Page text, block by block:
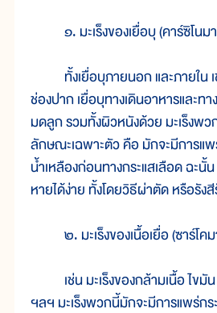
๑. มะเร็งของเยื่อบุ (คาร์ซิโนม
ทั้งเยื่อบุภายนอก และภายใน เช่
ช่องปาก เยื่อบุทางเดินอาหารและทา
มดลูก รวมทั้งผิวหนังด้วย มะเร็งพ
ลักษณะเฉพาะตัว คือ มักจะมีการแพ
น้ำเหลืองก่อนทางกระแสเลือด ฉะนั้
หายได้ง่าย ทั้งโดยวิธีผ่าตัด หรือรัง
๒. มะเร็งของเนื้อเยื่อ (ซาร์โค
เช่น มะเร็งของกล้ามเนื้อ ไขมัน
ฯลฯ มะเร็งพวกนี้มักจะมีการแพร่กร